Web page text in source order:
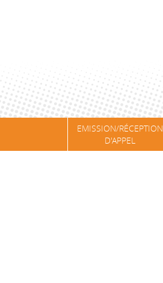
EMISSION/RÉCEPTION
D'APPEL